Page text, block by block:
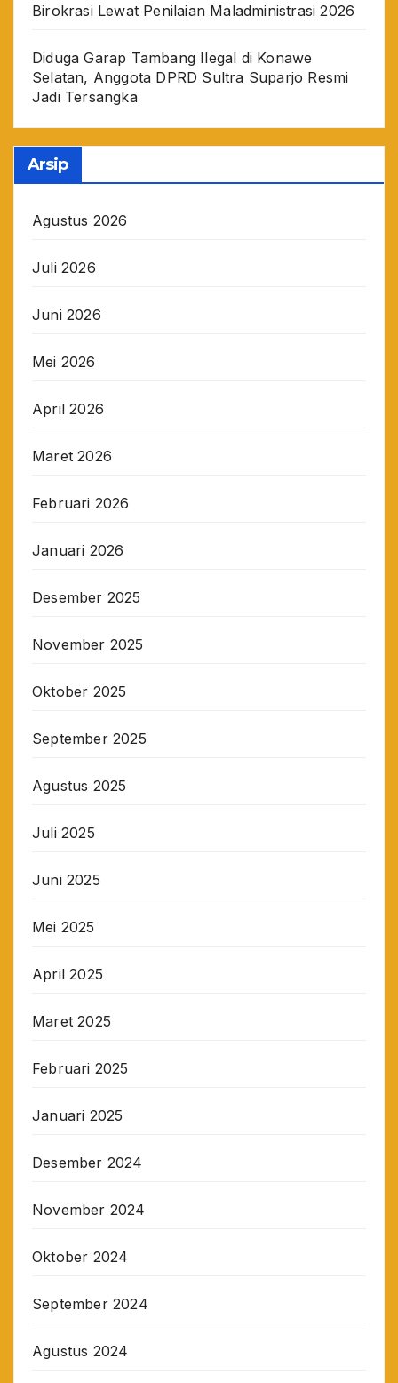
Birokrasi Lewat Penilaian Maladministrasi 2026
Diduga Garap Tambang Ilegal di Konawe
Selatan, Anggota DPRD Sultra Suparjo Resmi
Jadi Tersangka
Arsip
Agustus 2026
Juli 2026
Juni 2026
Mei 2026
April 2026
Maret 2026
Februari 2026
Januari 2026
Desember 2025
November 2025
Oktober 2025
September 2025
Agustus 2025
Juli 2025
Juni 2025
Mei 2025
April 2025
Maret 2025
Februari 2025
Januari 2025
Desember 2024
November 2024
Oktober 2024
September 2024
Agustus 2024